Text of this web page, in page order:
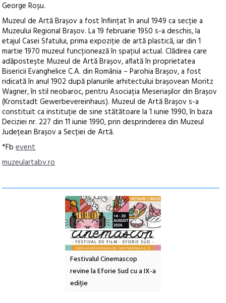
George Roșu.
Muzeul de Artă Brașov a fost înființat în anul 1949 ca secție a
Muzeului Regional Brașov. La 19 februarie 1950 s-a deschis, la
etajul Casei Sfatului, prima expoziție de artă plastică, iar din 1
martie 1970 muzeul funcționează în spațiul actual. Clădirea care
adăpostește Muzeul de Artă Brașov, aflată în proprietatea
Bisericii Evanghelice C.A. din România – Parohia Brașov, a fost
ridicată în anul 1902 după planurile arhitectului brașovean Moritz
Wagner, în stil neobaroc, pentru Asociația Meseriașilor din Brașov
(Kronstadt Gewerbevereinhaus). Muzeul de Artă Brașov s-a
constituit ca instituție de sine stătătoare la 1 iunie 1990, în baza
Deciziei nr. 227 din 11 iunie 1990, prin desprinderea din Muzeul
Județean Brașov a Secției de Artă.
*Fbevent
muzeulartabv.ro
Festivalul Cinemascop
revine la Eforie Sud cu a IX-a
ediție